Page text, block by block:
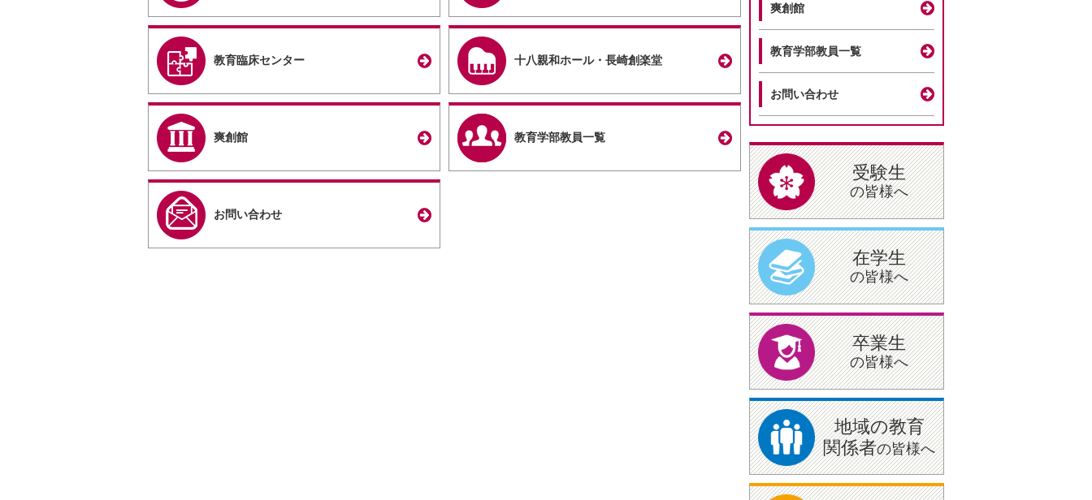
教育臨床センター 十八親和ホール・長崎創楽堂
爽創館 教育学部教員一覧
お問い合わせ
爽創館
教育学部教員一覧
お問い合わせ
受験生
の皆様へ
在学生
の皆様へ
卒業生
の皆様へ
地域の教育
関係者の皆様へ